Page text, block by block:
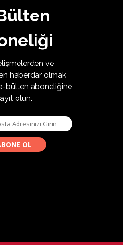
ve
haberdar olmak
bülten aboneliğine
olun.